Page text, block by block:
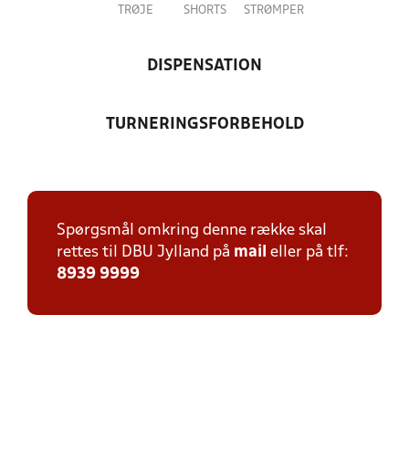
TRØJE SHORTS STRØMPER
DISPENSATION
TURNERINGSFORBEHOLD
Spørgsmål omkring denne række skal
rettes til DBU Jylland på mail eller på tlf:
8939 9999